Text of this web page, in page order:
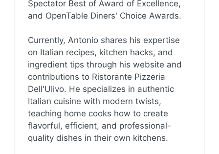
Spectator Best of Award of Excellence,
and OpenTable Diners' Choice Awards.
Currently, Antonio shares his expertise
on Italian recipes, kitchen hacks, and
ingredient tips through his website and
contributions to Ristorante Pizzeria
Dell'Ulivo. He specializes in authentic
Italian cuisine with modern twists,
teaching home cooks how to create
flavorful, efficient, and professional-
quality dishes in their own kitchens.